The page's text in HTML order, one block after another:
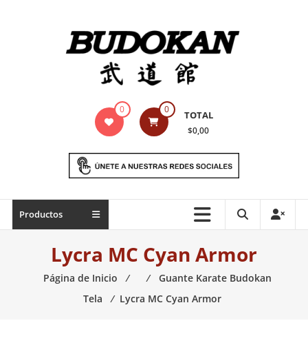
Indumentaria
marciales
Todo
necesario
0 0 TOTAL
$0,00
Productos
Lycra MC Cyan Armor
Página de Inicio ⁄ ⁄ Guante Karate Budokan
Tela
⁄ Lycra MC Cyan Armor